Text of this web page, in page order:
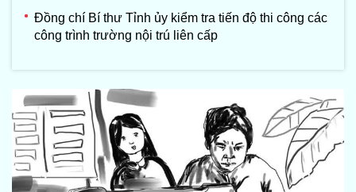
Đồng chí Bí thư Tỉnh ủy kiểm tra tiến độ thi công các
công trình trường nội trú liên cấp